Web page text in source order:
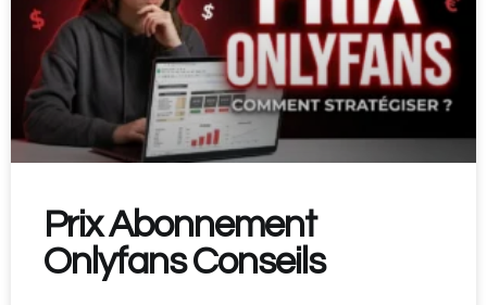
Prix Abonnement
Onlyfans Conseils